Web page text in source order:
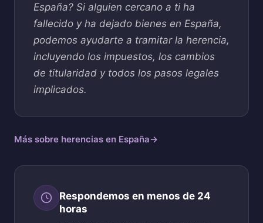
España? Si alguien cercano a ti ha
fallecido y ha dejado bienes en España,
podemos ayudarte a tramitar la herencia,
incluyendo los impuestos, los cambios
de titularidad y todos los pasos legales
implicados.
Más sobre herencias en España→
Respondemos en menos de 24
horas